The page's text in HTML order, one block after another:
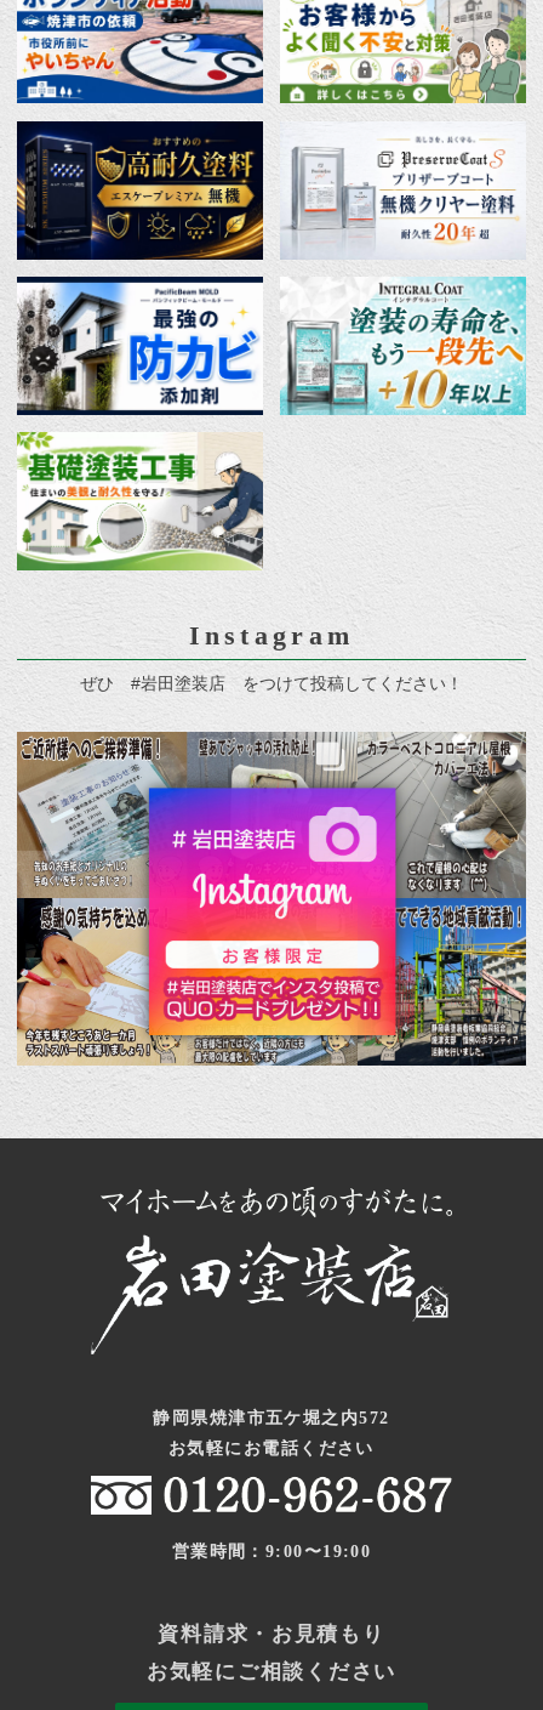
Instagram
ぜひ #岩田塗装店 をつけて投稿してください！
静岡県焼津市五ケ堀之内572
お気軽にお電話ください
営業時間：9:00〜19:00
資料請求・お見積もり
お気軽にご相談ください